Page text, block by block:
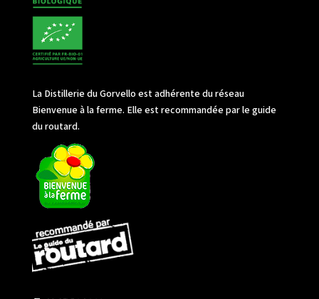
La Distillerie du Gorvello est adhérente du réseau
Bienvenue à la ferme. Elle est recommandée par le guide
du routard.